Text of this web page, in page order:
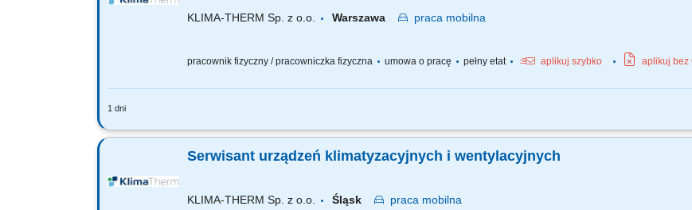
KLIMA-THERM Sp. z o.o. Warszawa praca mobilna
pracownik fizyczny / pracowniczka fizyczna umowa o pracę pełny etat aplikuj szybko aplikuj bez
1 dni
(praca mobilna) Dostępne lokalizacje: Poznań (woj. wielkopolskie) Warszawa (woj. mazowieckie) Śląsk (woj.
Serwisant urządzeń klimatyzacyjnych i wentylacyjnych
KLIMA-THERM Sp. z o.o. Śląsk praca mobilna